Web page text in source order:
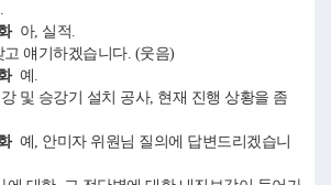
아, 실적.
고 얘기하겠습니다. (웃음)
예.
및 승강기 설치 공사, 현재 진행 상황을 좀
예, 안미자 위원님 질의에 답변드리겠습니